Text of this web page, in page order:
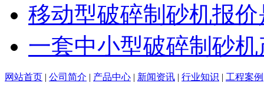
移动型破碎制砂机报
一套中小型破碎制砂
网站首页 | 公司简介 | 产品中心 | 新闻资讯 | 行业知识 | 工程案例